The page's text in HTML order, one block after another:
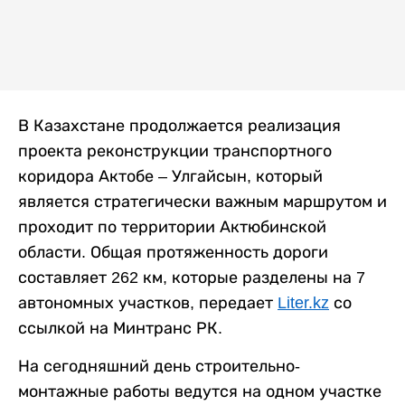
В Казахстане продолжается реализация
проекта реконструкции транспортного
коридора Актобе – Улгайсын, который
является стратегически важным маршрутом и
проходит по территории Актюбинской
области. Общая протяженность дороги
составляет 262 км, которые разделены на 7
автономных участков, передает Liter.kz со
ссылкой на Минтранс РК.
На сегодняшний день строительно-
монтажные работы ведутся на одном участке